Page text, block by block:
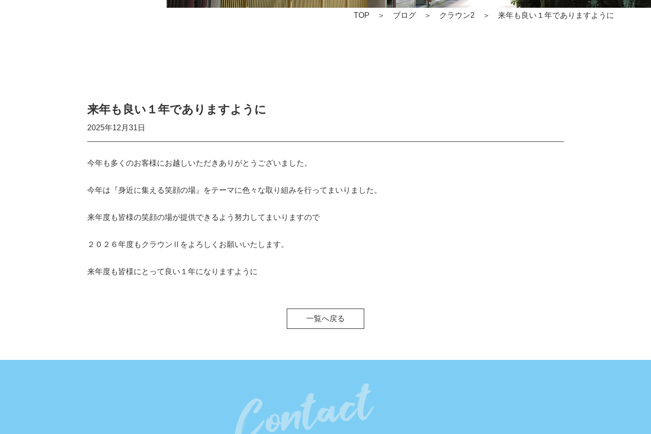
TOP ブログ クラウン2 来年も良い１年でありますように
来年も良い１年でありますように
2025年12月31日
今年も多くのお客様にお越しいただきありがとうございました。
今年は『身近に集える笑顔の場』をテーマに色々な取り組みを行ってまいりました。
来年度も皆様の笑顔の場が提供できるよう努力してまいりますので
２０２６年度もクラウンⅡをよろしくお願いいたします。
来年度も皆様にとって良い１年になりますように
一覧へ戻る